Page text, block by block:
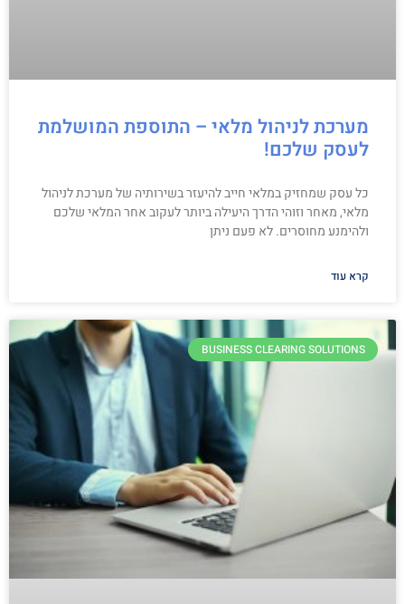
מערכת לניהול מלאי – התוספת המושלמת
לעסק שלכם!
כל עסק שמחזיק במלאי חייב להיעזר בשירותיה של מערכת לניהול
מלאי, מאחר וזוהי הדרך היעילה ביותר לעקוב אחר המלאי שלכם
ולהימנע מחוסרים. לא פעם ניתן
קרא עוד
BUSINESS CLEARING SOLUTIONS